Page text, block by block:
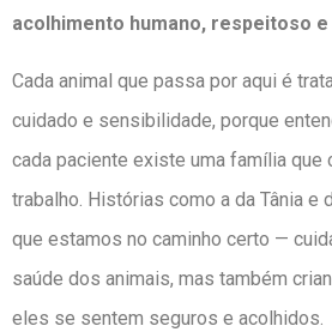
acolhimento humano, respeitoso e
Cada animal que passa por aqui é
cuidado e sensibilidade, porque
cada paciente existe uma família que
trabalho. Histórias como a da Tânia e
que estamos no caminho certo —
saúde dos animais, mas também
eles se sentem seguros e acolhidos.